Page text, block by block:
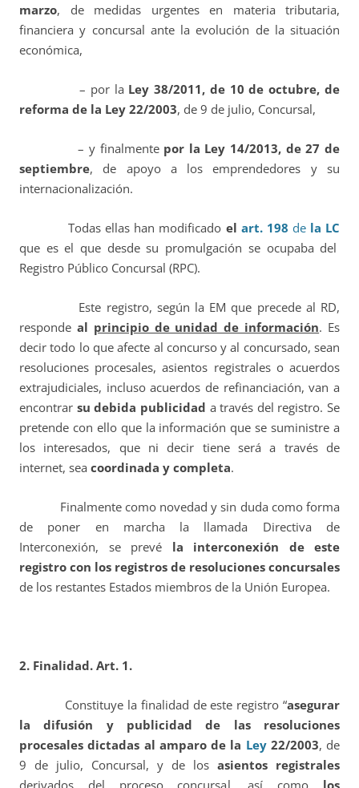
marzo, de medidas urgentes en materia tributaria,
financiera y concursal ante la evolución de la situación
económica,
– por la Ley 38/2011, de 10 de octubre, de
reforma de la Ley 22/2003, de 9 de julio, Concursal,
– y finalmente por la Ley 14/2013, de 27 de
septiembre, de apoyo a los emprendedores y su
internacionalización.
Todas ellas han modificado el art. 198 de la LC
que es el que desde su promulgación se ocupaba del
Registro Público Concursal (RPC).
Este registro, según la EM que precede al RD,
responde al principio de unidad de información. Es
decir todo lo que afecte al concurso y al concursado, sean
resoluciones procesales, asientos registrales o acuerdos
extrajudiciales, incluso acuerdos de refinanciación, van a
encontrar su debida publicidad a través del registro. Se
pretende con ello que la información que se suministre a
los interesados, que ni decir tiene será a través de
internet, sea coordinada y completa.
Finalmente como novedad y sin duda como forma
de poner en marcha la llamada Directiva de
Interconexión, se prevé la interconexión de este
registro con los registros de resoluciones concursales
de los restantes Estados miembros de la Unión Europea.
2. Finalidad. Art. 1.
Constituye la finalidad de este registro “asegurar
la difusión y publicidad de las resoluciones
procesales dictadas al amparo de la Ley22/2003, de
9 de julio, Concursal, y de los asientos registrales